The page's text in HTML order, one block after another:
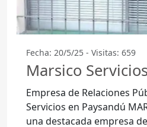
Fecha: 20/5/25 - Visitas: 659
Marsico
Empresa de Relaciones
Servicios en Paysandú MARSICO Servicios es
una destacada empresa